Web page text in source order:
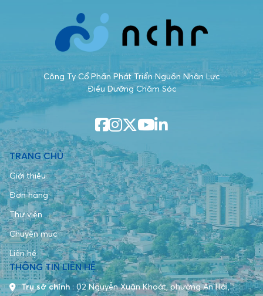
Công Ty Cổ Phần Phát Triển Nguồn Nhân Lực
Điều Dưỡng Chăm Sóc
TRANG CHỦ
Giới thiệu
Đơn hàng
Thư viện
Chuyên mục
Liên hệ
THÔNG TIN LIÊN HỆ
Trụ sở chính : 02 Nguyễn Xuân Khoát, phường An Hải,